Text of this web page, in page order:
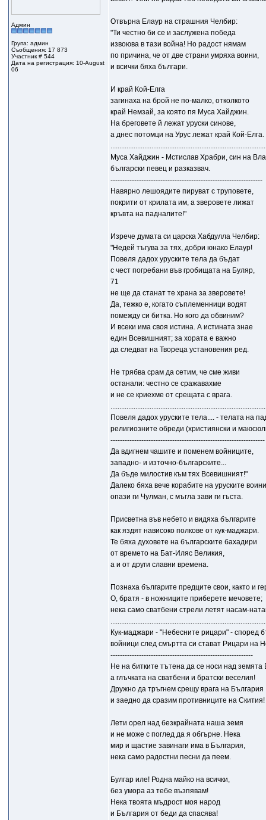
Админ
Група: админ
Съобщения: 17 873
Участник # 544
Дата на регистрация: 10-August
06
Отвърна Елаур на страшния Челбир:
"Ти честно би се и заслужена победа
извоюва в тази война! Но радост нямам
по причина, че от две страни умряха воини,
и всички бяха българи.
И край Кой-Елга
загинаха на брой не по-малко, отколкото
край Немзай, за която пя Муса Хайджин.
На бреговете й лежат уруски синове,
а днес потомци на Урус лежат край Кой-Елга.
Муса Хайджин - Мстислав Храбри, син на
български певец и разказвач.
----------------------------------------------------------------
Навярно лешоядите пируват с труповете,
покрити от крилата им, а зверовете лижат
кръвта на падналите!"
Изрече думата си царска Хабдулла Челбир:
"Недей тъгува за тях, добри юнако Елаур!
Повеля дадох уруските тела да бъдат
с чест погребани във гробищата на Буляр,
71
не ще да станат те храна за зверовете!
Да, тежко е, когато съплеменници водят
помежду си битка. Но кого да обвиним?
И всеки има своя истина. А истината знае
един Всевишният; за хората е важно
да следват на Твореца установения ред.
Не трябва срам да сетим, че сме живи
останали: честно се сражавахме
и не се криехме от срещата с врага.
Повеля дадох уруските тела.... - телата на
религиозните обреди (християнски и
-----------------------------------------------------------------
Да вдигнем чашите и поменем войниците,
западно- и източно-българските...
Да бъде милостив към тях Всевишният!"
Далеко бяха вече корабите на уруските
опази ги Чулман, с мъгла зави ги гъста.
Присветна във небето и видяха българите
как яздят нависоко полкове от кук-маджари.
Те бяха духовете на българските бахадири
от времето на Бат-Иляс Великия,
а и от други славни времена.
Познаха българите предците свои, както и
О, братя - в ножниците приберете мечовете;
нека само сватбени стрели летят насам-
Кук-маджари - "Небесните рицари" - според
войници след смъртта си стават Рицари на
------------------------------------------------------------
Не на битките тътена да се носи над земята
а глъчката на сватбени и братски веселия!
Дружно да тръгнем срещу врага на България
и заедно да сразим противниците на Скития!
Лети орел над безкрайната наша земя
и не може с поглед да я обгърне. Нека
мир и щастие завинаги има в България,
нека само радостни песни да пеем.
Булгар иле! Родна майко на всички,
без умора аз тебе възпявам!
Нека твоята мъдрост моя народ
и България от беди да спасява!